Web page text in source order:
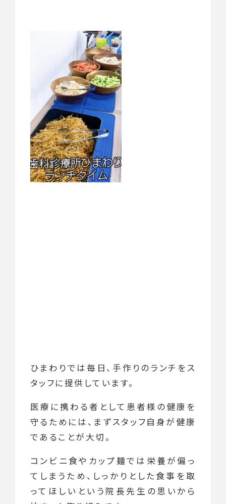
ひまわりでは毎日、手作りのランチをス
タッフに提供しています。
医療に携わる者として患者様の健康を
守るためには、まずスタッフ自身が健康
であることが大切。
コンビニ食やカップ麺では栄養が偏っ
てしまうため、しっかりとした食事を取
ってほしいという院長先生の思いから